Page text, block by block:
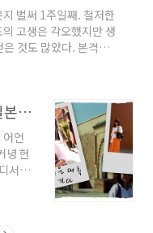
이방인' 이라는 책이다.
려다 놨는데, 다녀온 다
가..
벌써 1주일째. 철저한
고생은 각오했지만 생
것도 많았다. 본격적
한국인들에게 참고가
하지만 모로코는 특히
이다. 한마디로 '어려
고 싶지 않다. 우선 관광
차, 버스)나 숙박시설
다. ..
모로코 여행 준비 - 가이드북, 일본 Web 정보
언
녕 현
서부
로